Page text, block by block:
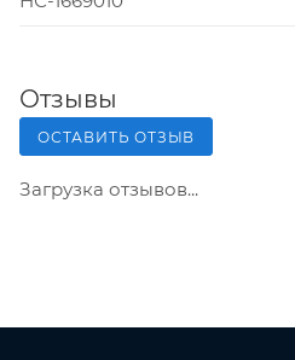
Отзывы
ОСТАВИТЬ ОТЗЫВ
Загрузка отзывов...